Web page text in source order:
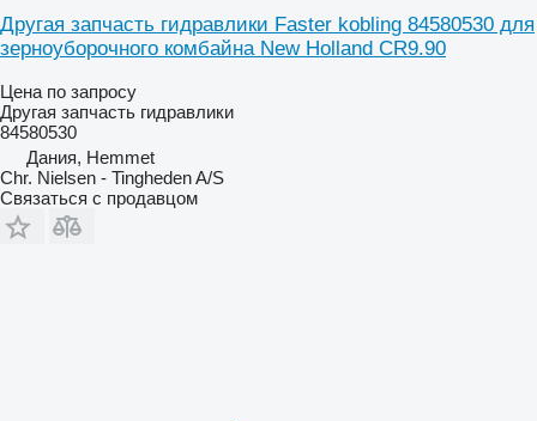
Другая запчасть гидравлики Faster kobling 84580530 для
зерноуборочного комбайна New Holland CR9.90
Цена по запросу
Другая запчасть гидравлики
84580530
Дания, Hemmet
Chr. Nielsen - Tingheden A/S
Связаться с продавцом